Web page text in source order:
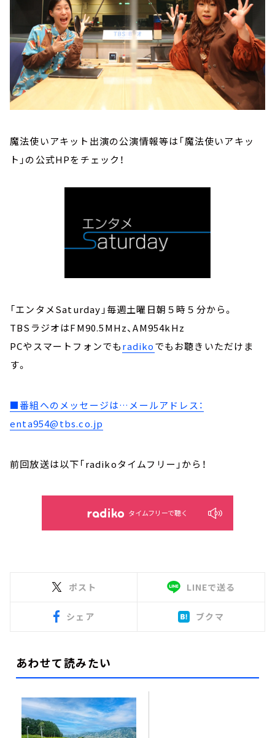
魔法使いアキット出演の公演情報等は「魔法使いアキッ
ト」の公式HPをチェック！
「エンタメSaturday」毎週土曜日朝５時５分から。
TBSラジオはFM90.5MHz、AM954kHz
PCやスマートフォンでもradikoでもお聴きいただけま
す。
■番組へのメッセージは…メールアドレス：
enta954@tbs.co.jp
前回放送は以下「radikoタイムフリー」から！
タイムフリーで聴く
ポスト LINEで送る
シェア ブクマ
あわせて読みたい